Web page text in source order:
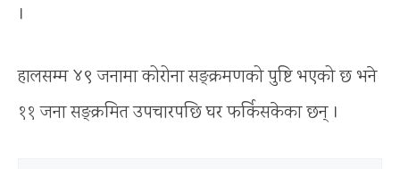
।
हालसम्म ४९ जनामा कोरोना सङ्क्रमणको पुष्टि भएको छ भने
११ जना सङ्क्रमित उपचारपछि घर फर्किसकेका छन् ।